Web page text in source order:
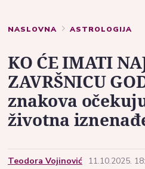
NASLOVNA ASTROLOGIJA
KO ĆE IMATI
ZAVRŠNICU
znakova
životna
Teodora Vojinović 11.10.2025.